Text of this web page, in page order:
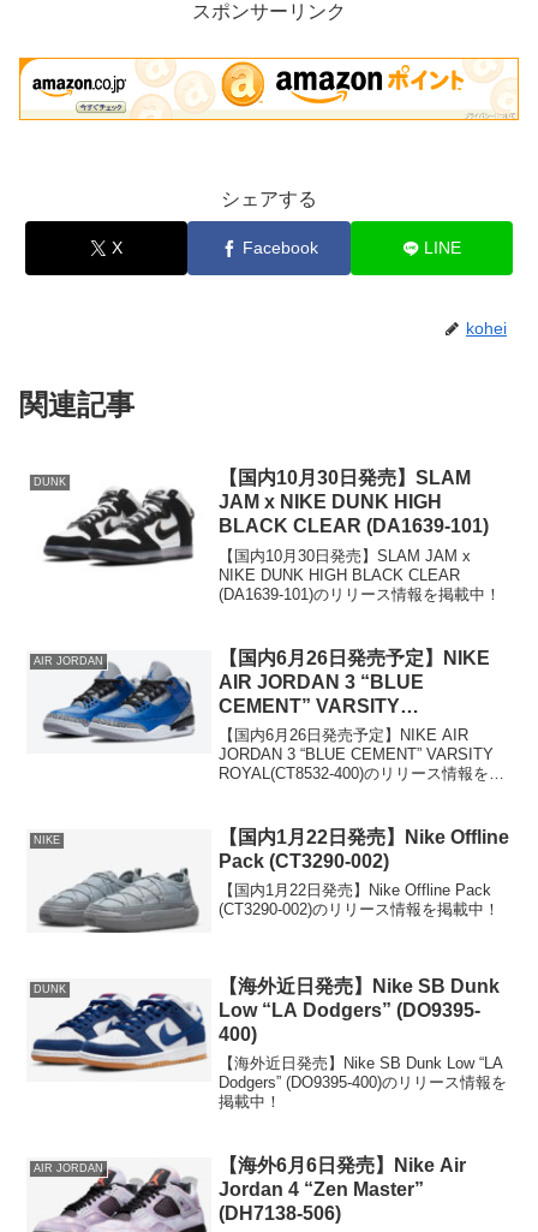
スポンサーリンク
シェアする
X Facebook LINE
kohei
関連記事
DUNK
【国内10月30日発売】SLAM
JAM x NIKE DUNK HIGH
BLACK CLEAR (DA1639-101)
【国内10月30日発売】SLAM JAM x
NIKE DUNK HIGH BLACK CLEAR
(DA1639-101)のリリース情報を掲載中！
AIR JORDAN
【国内6月26日発売予定】NIKE
AIR JORDAN 3 “BLUE
CEMENT” VARSITY
ROYAL(CT8532-400)
【国内6月26日発売予定】NIKE AIR
JORDAN 3 “BLUE CEMENT” VARSITY
ROYAL(CT8532-400)のリリース情報を掲
NIKE
【国内1月22日発売】Nike Offline
Pack (CT3290-002)
【国内1月22日発売】Nike Offline Pack
(CT3290-002)のリリース情報を掲載中！
DUNK
【海外近日発売】Nike SB Dunk
Low “LA Dodgers” (DO9395-
400)
【海外近日発売】Nike SB Dunk Low “LA
Dodgers” (DO9395-400)のリリース情報を
掲載中！
AIR JORDAN
【海外6月6日発売】Nike Air
Jordan 4 “Zen Master”
(DH7138-506)